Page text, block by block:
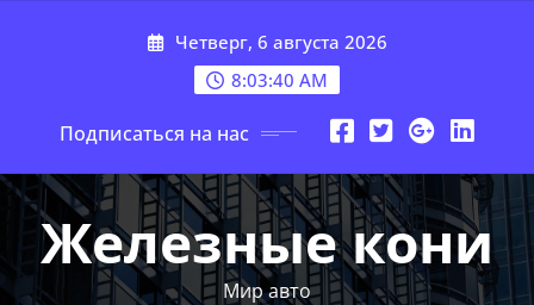
Четверг, 6 августа 2026
8:03:41 AM
Подписаться на нас
Железные кони
Мир авто